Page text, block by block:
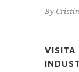
By
VISITA